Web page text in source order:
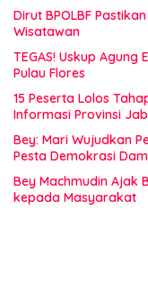
Dirut BPOLBF
Wisatawan
TEGAS! Uskup
Pulau Flores
15 Peserta Lolos
Informasi Provinsi
Bey: Mari Wujudkan
Pesta Demokrasi
Bey Machmudin Ajak
kepada Masyarakat